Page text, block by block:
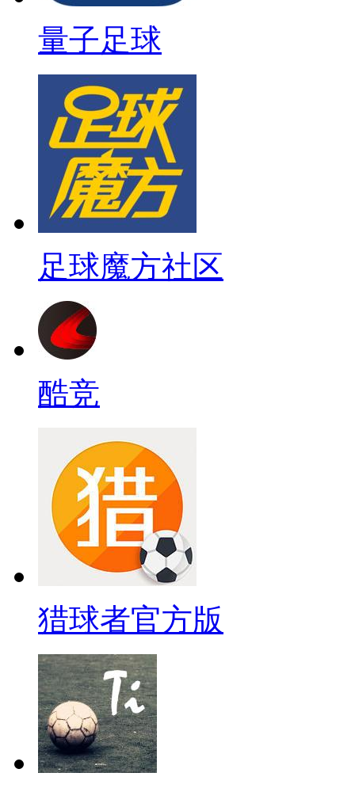
量子足球
足球魔方社区
酷竞
猎球者官方版